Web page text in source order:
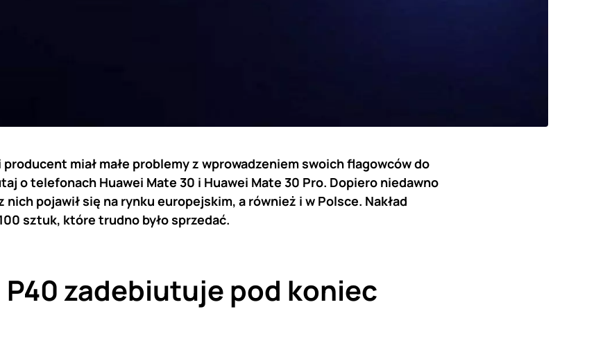
miał małe problemy z wprowadzeniem swoich flagowców do
o telefonach Huawei Mate 30 i Huawei Mate 30 Pro. Dopiero niedawno
pojawił się na rynku europejskim, a również i w Polsce. Nakład
sztuk, które trudno było sprzedać.
P40 zadebiutuje pod koniec